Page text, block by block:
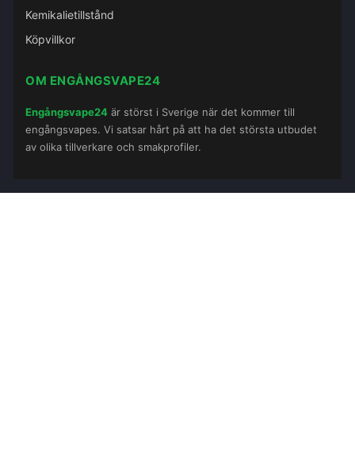
Kemikalietillstånd
Köpvillkor
OM ENGÅNGSVAPE24
Engångsvape24 är störst i Sverige när det kommer till
engångsvapes. Vi satsar hårt på att ha det största utbudet
av olika tillverkare och smakprofiler.